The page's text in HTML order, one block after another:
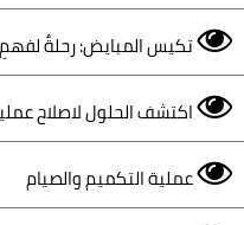
تكيس المبايض: رحلةٌ
اكتشف الحلول لاصلاح
عملية التكميم والصيام